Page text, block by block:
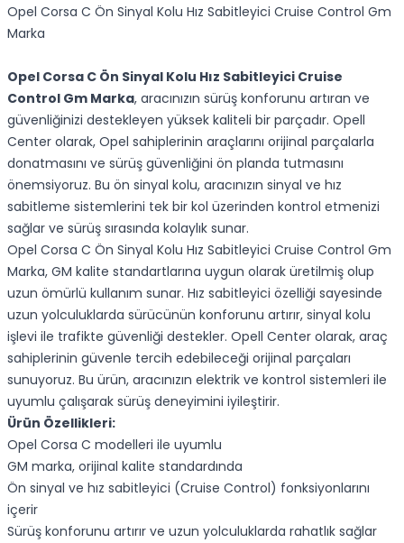
Opel Corsa C Ön Sinyal Kolu Hız Sabitleyici Cruise Control Gm
Marka
Opel Corsa C Ön Sinyal Kolu Hız Sabitleyici Cruise
Control Gm Marka, aracınızın sürüş konforunu artıran ve
güvenliğinizi destekleyen yüksek kaliteli bir parçadır. Opell
Center olarak, Opel sahiplerinin araçlarını orijinal parçalarla
donatmasını ve sürüş güvenliğini ön planda tutmasını
önemsiyoruz. Bu ön sinyal kolu, aracınızın sinyal ve hız
sabitleme sistemlerini tek bir kol üzerinden kontrol etmenizi
sağlar ve sürüş sırasında kolaylık sunar.
Opel Corsa C Ön Sinyal Kolu Hız Sabitleyici Cruise Control Gm
Marka, GM kalite standartlarına uygun olarak üretilmiş olup
uzun ömürlü kullanım sunar. Hız sabitleyici özelliği sayesinde
uzun yolculuklarda sürücünün konforunu artırır, sinyal kolu
işlevi ile trafikte güvenliği destekler. Opell Center olarak, araç
sahiplerinin güvenle tercih edebileceği orijinal parçaları
sunuyoruz. Bu ürün, aracınızın elektrik ve kontrol sistemleri ile
uyumlu çalışarak sürüş deneyimini iyileştirir.
Ürün Özellikleri:
Opel Corsa C modelleri ile uyumlu
GM marka, orijinal kalite standardında
Ön sinyal ve hız sabitleyici (Cruise Control) fonksiyonlarını
içerir
Sürüş konforunu artırır ve uzun yolculuklarda rahatlık sağlar